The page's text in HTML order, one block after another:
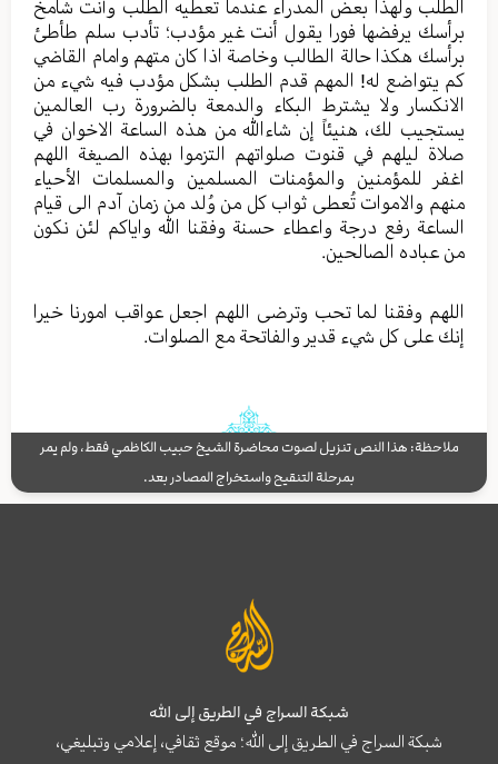
الطلب ولهذا بعض المدراء عندما تعطیه الطلب وأنت شامخ
برأسك یرفضها فورا یقول أنت غیر مؤدب؛ تأدب سلم طأطئ
برأسك هکذا حالة الطالب وخاصة اذا کان متهم وامام القاضي
کم یتواضع له! المهم قدم الطلب بشکل مؤدب فیه شيء من
الانکسار ولا یشترط البکاء والدمعة بالضرورة رب العالمین
یستجیب لك، هنیئاً إن شاءالله من هذه الساعة الاخوان في
صلاة لیلهم في قنوت صلواتهم التزموا بهذه الصیغة اللهم
اغفر للمؤمنین والمؤمنات المسلمین والمسلمات الأحیاء
منهم والاموات تُعطی ثواب کل من وُلد من زمان آدم الی قیام
الساعة رفع درجة واعطاء حسنة وفقنا الله وایاکم لئن نکون
من عباده الصالحین.
اللهم وفقنا لما تحب وترضی اللهم اجعل عواقب امورنا خیرا
إنك علی کل شيء قدیر والفاتحة مع الصلوات.
ملاحظة: هذا النص تنزيل لصوت محاضرة الشيخ حبيب الكاظمي فقط، ولم يمر
بمرحلة التنقيح واستخراج المصادر بعد.
شبكة السراج في الطريق إلى الله
شبكة السراج في الطريق إلى الله؛ موقع ثقافي، إعلامي وتبليغي،